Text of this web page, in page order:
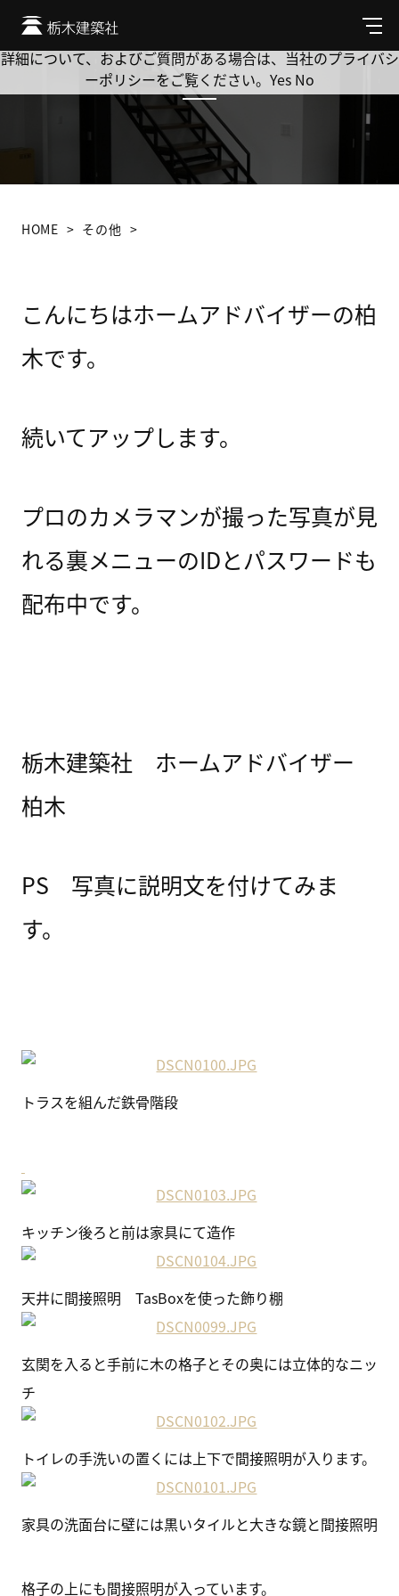
メ
ニ
ュ
HOME その他
こんにちはホームアドバイザーの柏
木です。
続いてアップします。
プロのカメラマンが撮った写真が見
れる裏メニューのIDとパスワードも
配布中です。
栃木建築社 ホームアドバイザー
柏木
PS 写真に説明文を付けてみま
す。
トラスを組んだ鉄骨階段
キッチン後ろと前は家具にて造作
天井に間接照明 TasBoxを使った飾り棚
玄関を入ると手前に木の格子とその奥には立体的なニッ
チ
トイレの手洗いの置くには上下で間接照明が入ります。
家具の洗面台に壁には黒いタイルと大きな鏡と間接照明
格子の上にも間接照明が入っています。
Cookie を使用して、お客様の活動を追跡してもよろしいです
か? 当社ではお客様のプライバシーを極めて重視しています。
詳細について、およびご質問がある場合は、当社のプライバシ
ーポリシーをご覧ください。 Yes No